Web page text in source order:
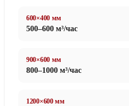
600×400 мм
500–600 м³/час
900×600 мм
800–1000 м³/час
1200×600 мм